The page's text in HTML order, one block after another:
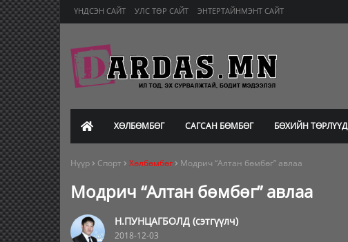
ҮНДСЭН САЙТ УЛС ТӨР САЙТ ЭНТЕРТАЙНМЭНТ САЙТ
ХӨЛБӨМБӨГ САГСАН БӨМБӨГ БӨХИЙН ТӨРЛҮҮД
Нүүр Спорт Хөлбөмбөг Модрич “Алтан бөмбөг” авлаа
Модрич “Алтан бөмбөг” авлаа
Н.ПУНЦАГБОЛД (сэтгүүлч)
2018-12-03